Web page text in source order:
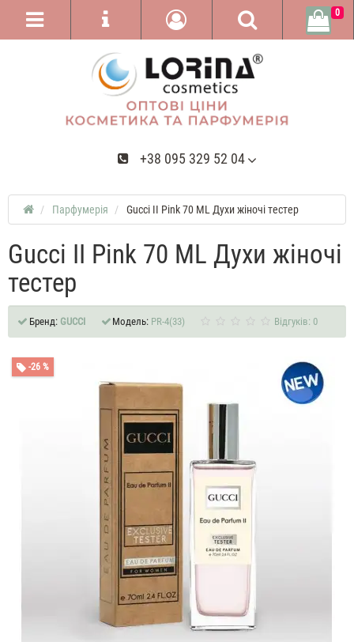
+38 095 329 52 04
0
Парфумерія Gucci II Pink 70 ML Духи жіночі тестер
Gucci II Pink 70 ML Духи жіночі
тестер
Бренд: GUCCI Модель: PR-4(33) Відгуків: 0
-26 %